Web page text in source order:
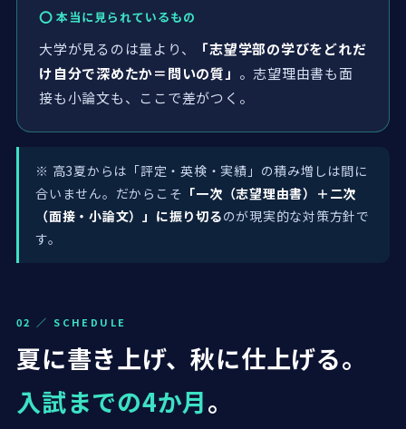
⭕ 本当に見られているもの
大学が見るのは量より、
「志望学部の学びをどれだ
け自分で深めたか＝問いの質」 。志望理由書も面
接も小論文も、ここで差がつく。
※ 高3夏からは「評定・英検・実績」の積み増しは間に
合いません。だからこそ 「一次（志望理由書）＋二次
（面接・小論文）」に振り切るのが現実的な対策方針で
す。
02 ／ SCHEDULE
夏に書き上げ、秋に仕上げる。
入試までの4か月。